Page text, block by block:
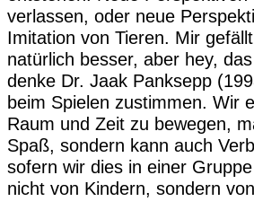
verlassen, oder neue
Imitation von Tieren. Mir
natürlich besser, aber hey,
denke Dr. Jaak Panksepp
beim Spielen zustimmen. Wir
Raum und Zeit zu bewegen,
Spaß, sondern kann auch
sofern wir dies in einer
nicht von Kindern, sondern